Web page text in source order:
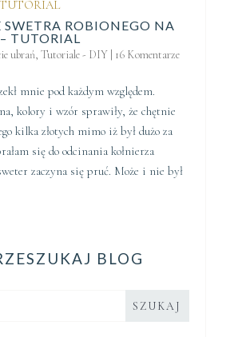
ROBIONEGO NA
TUTORIAL
ubrań, Tutoriale - DIY| 16 Komentarze
mnie pod każdym względem.
kolory i wzór sprawiły, że chętnie
kilka złotych mimo iż był dużo za
się do odcinania kołnierza
zaczyna się pruć. Może i nie był
BLOG